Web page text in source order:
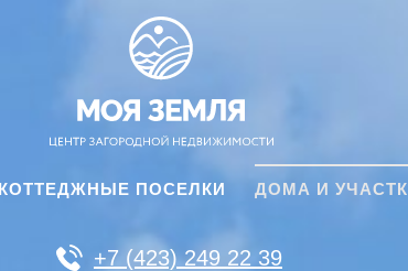
КОТТЕДЖНЫЕ ПОСЕЛКИ ДОМА И
+7 (423) 249 22 39